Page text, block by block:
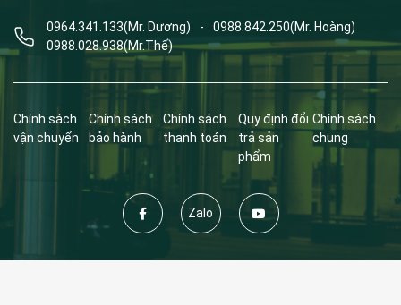
0964.341.133(Mr. Dương) - 0988.842.250(Mr. Hoàng)
0988.028.938(Mr.Thế)
Chính sách
vận chuyển
Chính sách
bảo hành
Chính sách
thanh toán
Quy định đổi
trả sản
phẩm
Chính sách
chung
Zalo